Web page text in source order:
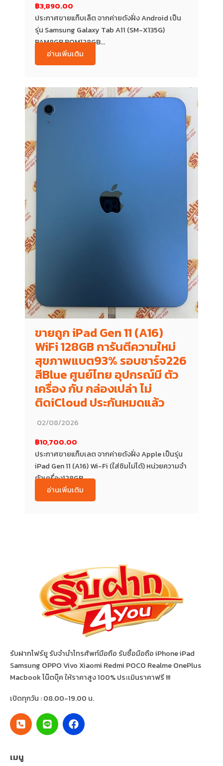
฿3,890.00
ประกาศขายแท็บเล็ต จากค่ายดังฝั่ง Android เป็น
รุ่น Samsung Galaxy Tab A11 (SM-X135G)
RAM8GB ROM128GB...
อ่านเพิ่มเติม
ขายถูก iPad Gen 11 (A16)
WiFi 128GB การันตีความใหม่
สุขภาพแบต93% รอบชาร์จ226
สีBlue ศูนย์ไทย อุปกรณ์มี ตัว
เครื่อง กับ กล่องเปล่า ไม่
ติดiCloud ประกันหมดแล้ว
02/08/2026
฿10,700.00
ประกาศขายแท็บเลต จากค่ายดังฝั่ง Apple เป็นรุ่น
iPad Gen 11 (A16) Wi-Fi (ใส่ซิมไม่ได้) หน่วยความจำ
ตัวเครื่อง128GB...
อ่านเพิ่มเติม
รับฝากโฟร์ยู รับจำนำโทรศัพท์มือถือ รับซื้อมือถือ iPhone iPad
Samsung OPPO Vivo Xiaomi Redmi POCO Realme OnePlus
Macbook โน๊ตบุ๊ค ให้ราคาสูง 100% ประเมินราคาฟรี !!!
เปิดทุกวัน : 08.00-19.00 น.
เมนู